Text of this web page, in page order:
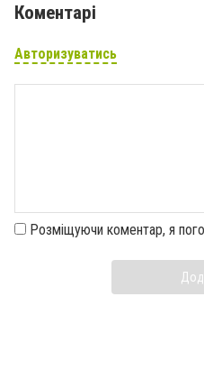
Коментарі
Авторизуватись
Розміщуючи коментар, я